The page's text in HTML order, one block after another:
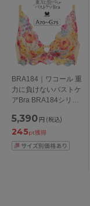
BRA184｜ワコール 重
力に負けないバストケ
アBra BRA184シリー
ABCDEFGカップ アン
ダー
65/70/75/80/85cm
5,390 円 (税込)
245pt獲得